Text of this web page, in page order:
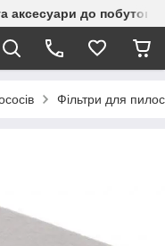
аксесуари до побутової
Фільтри для